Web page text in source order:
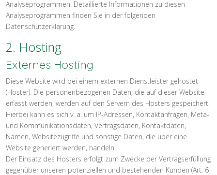
Analyseprogrammen. Detaillierte Informationen zu diesen
Analyseprogrammen finden Sie in der folgenden
Datenschutzerklärung.
2. Hosting
Externes Hosting
Diese Website wird bei einem externen Dienstleister gehostet
(Hoster). Die personenbezogenen Daten, die auf dieser Website
erfasst werden, werden auf den Servern des Hosters gespeichert.
Hierbei kann es sich v. a. um IP-Adressen, Kontaktanfragen, Meta-
und Kommunikationsdaten, Vertragsdaten, Kontaktdaten,
Namen, Websitezugriffe und sonstige Daten, die über eine
Website generiert werden, handeln.
Der Einsatz des Hosters erfolgt zum Zwecke der Vertragserfüllung
gegenüber unseren potenziellen und bestehenden Kunden (Art. 6